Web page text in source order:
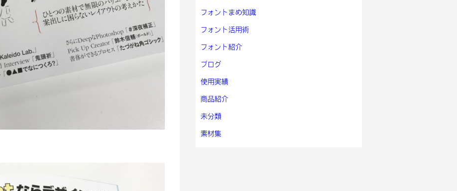
フォントまめ知識
フォント活用術
フォント紹介
ブログ
使用実績
商品紹介
未分類
素材集